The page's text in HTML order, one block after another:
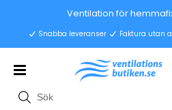
Ventilation för
Snabba leveranser Faktura utan